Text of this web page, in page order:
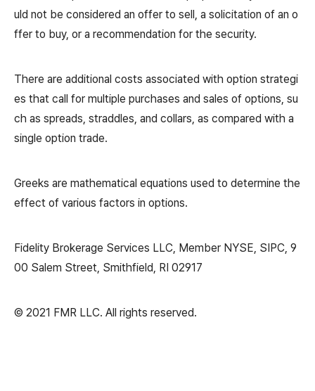
uld not be considered an offer to sell, a solicitation of an o
ffer to buy, or a recommendation for the security.
There are additional costs associated with option strategi
es that call for multiple purchases and sales of options, su
ch as spreads, straddles, and collars, as compared with a
single option trade.
Greeks are mathematical equations used to determine the
effect of various factors in options.
Fidelity Brokerage Services LLC, Member NYSE, SIPC, 9
00 Salem Street, Smithfield, RI 02917
© 2021 FMR LLC. All rights reserved.